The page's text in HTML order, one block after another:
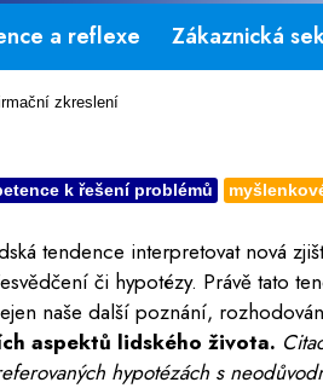
a reflexe Zákaznická
zkreslení
k řešení problémů
tendence interpretovat nová
či hypotézy. Právě tato
naše další poznání,
aspektů lidského života.
hypotézách s